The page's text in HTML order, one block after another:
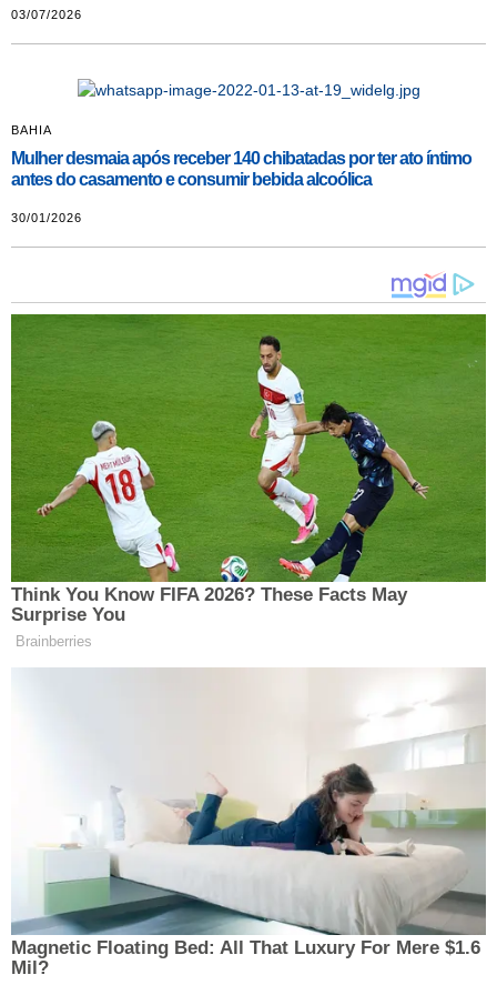
03/07/2026
BAHIA
Mulher desmaia após receber 140 chibatadas por ter ato íntimo
antes do casamento e consumir bebida alcoólica
30/01/2026